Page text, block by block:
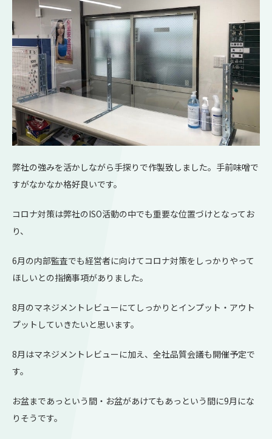
弊社の強みを活かしながら手探りで作製致しました。手前味噌で
すがなかなか格好良いです。
コロナ対策は弊社のISO活動の中でも重要な位置づけとなってお
り、
6月の内部監査でも経営者に向けてコロナ対策をしっかりやって
ほしいとの指摘事項がありました。
8月のマネジメントレビューにてしっかりとインプット・アウト
プットしていきたいと思います。
8月はマネジメントレビューに加え、全社品質会議も開催予定で
す。
お盆まであっという間・お盆があけてもあっという間に9月にな
りそうです。